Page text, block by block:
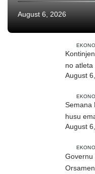
August 6, 2026
no atleta
partisipa
August
Semana
husu
proteje
August
Governu